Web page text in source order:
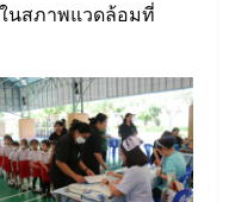
นสภาพแวดล้อมที่